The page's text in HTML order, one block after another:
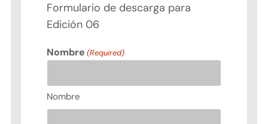
Eventos
Precio del Gas LP
Formulario de descarga para
Edición 06
Nombre (Required)
Nombre